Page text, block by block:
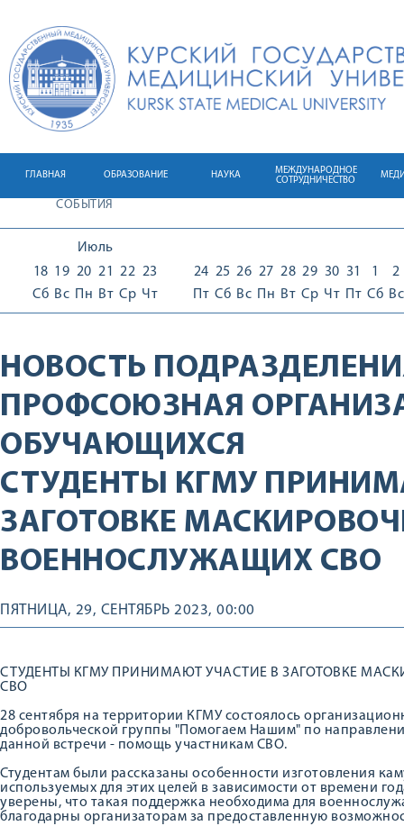
ГЛАВНАЯ ОБРАЗОВАНИЕ НАУКА
МЕЖДУНАРОДНОЕ
СОТРУДНИЧЕСТВО
СОБЫТИЯ
Июль
18
Сб
19
Вс
20
Пн
21
Вт
22
Ср
23
Чт
24
Пт
25
Сб
26
Вс
27
Пн
28
Вт
29
Ср
30
Чт
31
Пт
1
Сб
2
Вс
НОВОСТЬ
ПРОФСОЮЗНАЯ
ОБУЧАЮЩИХСЯ
СТУДЕНТЫ КГМУ
ЗАГОТОВКЕ
ВОЕННОСЛУЖАЩИХ СВО
ПЯТНИЦА, 29, СЕНТЯБРЬ 2023, 00:00
СТУДЕНТЫ КГМУ ПРИНИМАЮТ УЧАСТИЕ В ЗАГОТОВКЕ
СВО
28 сентября на территории КГМУ состоялось
добровольческой группы "Помогаем Нашим" по
данной встречи - помощь участникам СВО.
Студентам были рассказаны особенности изготовления
используемых для этих целей в зависимости от времени
уверены, что такая поддержка необходима для
благодарны организаторам за предоставленную